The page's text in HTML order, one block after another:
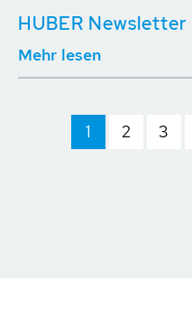
HUBER Newsletter
Mehr lesen
1 2 3